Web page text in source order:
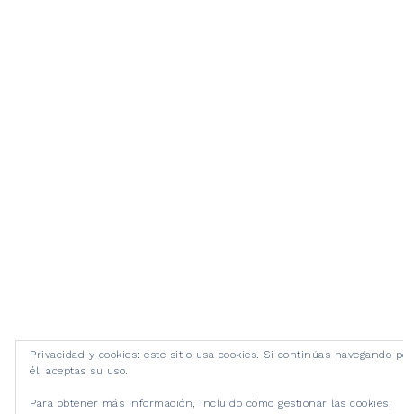
Privacidad y cookies: este sitio usa cookies. Si continúas navegando
él, aceptas su uso.
Para obtener más información, incluido cómo gestionar las cookies,